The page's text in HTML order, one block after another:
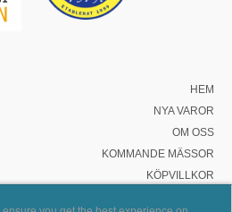
HEM
NYA VAROR
OM OSS
KOMMANDE MÄSSOR
KÖPVILLKOR